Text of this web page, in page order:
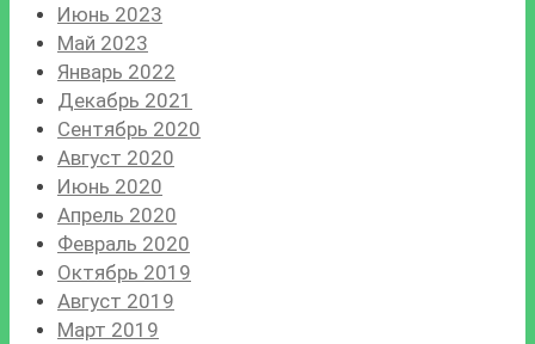
Июнь 2023
Май 2023
Январь 2022
Декабрь 2021
Сентябрь 2020
Август 2020
Июнь 2020
Апрель 2020
Февраль 2020
Октябрь 2019
Август 2019
Март 2019